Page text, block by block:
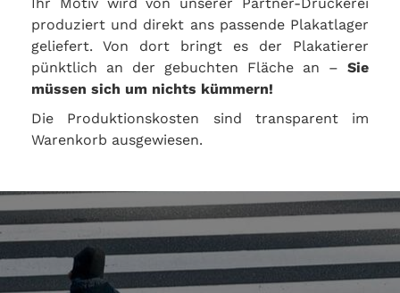
produziert und direkt ans passende Plakatlager
geliefert. Von dort bringt es der Plakatierer
pünktlich an der gebuchten Fläche an – Sie
müssen sich um nichts kümmern!
Die Produktionskosten sind transparent im
Warenkorb ausgewiesen.